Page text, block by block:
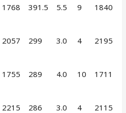
1768 391.5 5.5 9 1840
2057 299 3.0 4 2195
1755 289 4.0 10 1711
2215 286 3.0 4 2115